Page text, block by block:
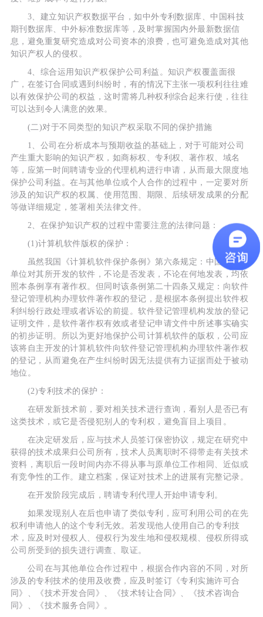
3、建立知识产权数据平台，如中外专利数据库、中国科技
期刊数据库、中外标准数据库等，及时掌握国内外最新数据信
息，避免重复研究造成对公司资本的浪费，也可避免造成对其他
知识产权人的侵权。
4、综合运用知识产权保护公司利益。知识产权覆盖面很
广，在签订合同或遇到纠纷时，有的情况下主张一项权利往往难
以有效保护公司的权益，这时需将几种权利综合起来行使，往往
可以达到令人满意的效果。
(二)对于不同类型的知识产权采取不同的保护措施
1、公司在分析成本与预期收益的基础上，对于可能对公司
产生重大影响的知识产权，如商标权、专利权、著作权、域名
等，应第一时间聘请专业的代理机构进行申请，从而最大限度地
保护公司利益。在与其他单位或个人合作的过程中，一定要对所
涉及的知识产权的权属、使用范围、期限、后续研发成果的分配
等做详细规定，签署相关法律文件。
2、在保护知识产权的过程中需要注意的法律问题：
(1)计算机软件版权的保护：
虽然我国《计算机软件保护条例》第六条规定：中国公民和
单位对其所开发的软件，不论是否发表，不论在何地发表，均依
照本条例享有著作权。但同时该条例第二十四条又规定：向软件
登记管理机构办理软件著作权的登记，是根据本条例提出软件权
利纠纷行政处理或者诉讼的前提。软件登记管理机构发放的登记
证明文件，是软件著作权有效或者登记申请文件中所述事实确实
的初步证明。所以为更好地保护公司计算机软件的版权，公司应
该将自主开发的计算机软件向软件登记管理机构办理软件著作权
的登记，从而避免在产生纠纷时因无法提供有力证据而处于被动
地位。
(2)专利技术的保护：
在研发新技术前，要对相关技术进行查询，看别人是否已有
这类技术，或它是否侵犯别人的专利权，避免盲目上项目。
在决定研发后，应与技术人员签订保密协议，规定在研究中
获得的技术成果归公司所有，技术人员离职时不得带走有关技术
资料，离职后一段时间内亦不得从事与原单位工作相同、近似或
有竞争性的工作。建立档案，保证对技术上的进展有完整记录。
在开发阶段完成后，聘请专利代理人开始申请专利。
如果发现别人在后也申请了类似专利，应可利用公司的在先
权利申请他人的这个专利无效。若发现他人使用自己的专利技
术，应及时对侵权人、侵权行为发生地和侵权规模、侵权所得或
公司所受到的损失进行调查、取证。
公司在与其他单位合作过程中，根据合作内容的不同，对所
涉及的专利技术的使用及收费，应及时签订《专利实施许可合
同》、《技术开发合同》、《技术转让合同》、《技术咨询合
同》、《技术服务合同》。